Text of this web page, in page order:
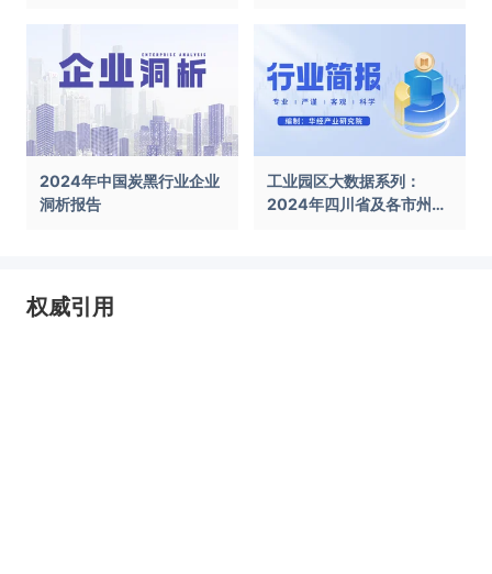
2024年中国炭黑行业企业
洞析报告
工业园区大数据系列：
2024年四川省及各市州工
权威引用